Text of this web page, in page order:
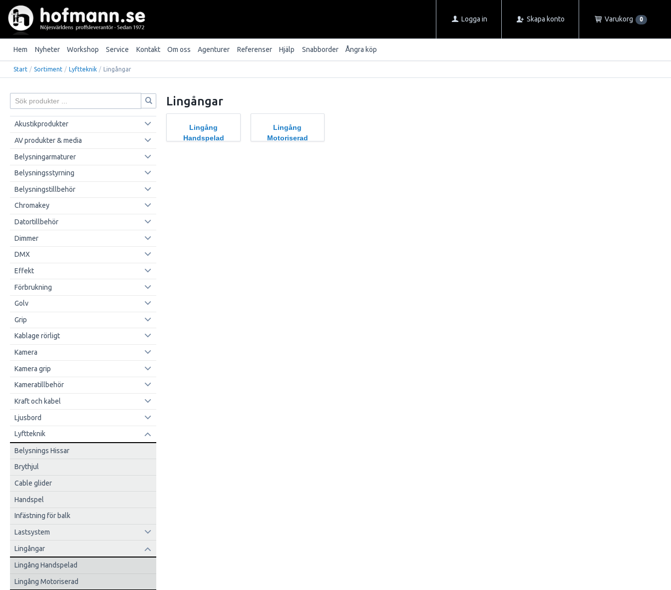
Logga in Skapa konto Varukorg 0
Hem Nyheter Workshop Service Kontakt Om oss Agenturer Referenser Hjälp Snabborder Ångra köp
Start / Sortiment / Lyftteknik / Lingångar
Akustikprodukter
AV produkter & media
Belysningarmaturer
Belysningsstyrning
Belysningstillbehör
Chromakey
Datortillbehör
Dimmer
DMX
Effekt
Förbrukning
Golv
Grip
Kablage rörligt
Kamera
Kamera grip
Kameratillbehör
Kraft och kabel
Ljusbord
Lyftteknik
Belysnings Hissar
Brythjul
Cable glider
Handspel
Infästning för balk
Lastsystem
Lingångar
Lingång Handspelad
Lingång Motoriserad
Lingångar
Lingång
Handspelad
Lingång
Motoriserad